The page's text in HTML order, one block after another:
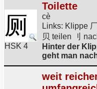
厕
HSK 4
Toilette
cè
Links: Klippe
贝 teilen 刂
Hinter der
geht man
weit